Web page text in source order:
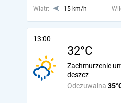
Wiatr:
15 km/h
13:00
32°C
Odczuwalna
Zachmurzenie
deszcz